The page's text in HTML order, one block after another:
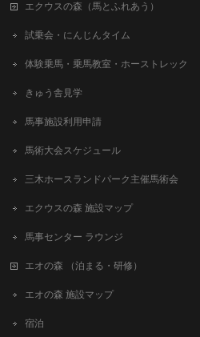
エクウスの森（馬とふれあう）
試乗会・にんじんタイム
体験乗馬・乗馬教室・ホーストレック
きゅう舎見学
馬事施設利用申請
馬術大会スケジュール
三木ホースランドパーク主催馬術会
エクウスの森 施設マップ
馬事センター ラウンジ
エオの森 （泊まる・研修）
エオの森 施設マップ
宿泊